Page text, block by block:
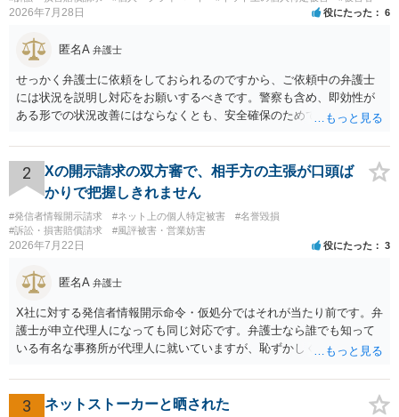
2026年7月28日 役にたった 6
匿名A 弁護士
せっかく弁護士に依頼をしておられるのですから、ご依頼中の弁護士
には状況を説明し対応をお願いするべきです。警察も含め、即効性が
ある形での状況改善にはならなくとも、安全確保のためできることは
2
Xの開示請求の双方審で、相手方の主張が口頭ば
かりで把握しきれません
#発信者情報開示請求 #ネット上の個人特定被害
#名誉毀損
#訴訟・損害賠償請求
#風評被害・営業妨害
2026年7月22日 役にたった 3
匿名A 弁護士
X社に対する発信者情報開示命令・仮処分ではそれが当たり前です。弁
護士が申立代理人になっても同じ対応です。弁護士なら誰でも知って
いる有名な事務所が代理人に就いていますが、恥ずかしくないのだろ
3 ネットストーカーと晒された